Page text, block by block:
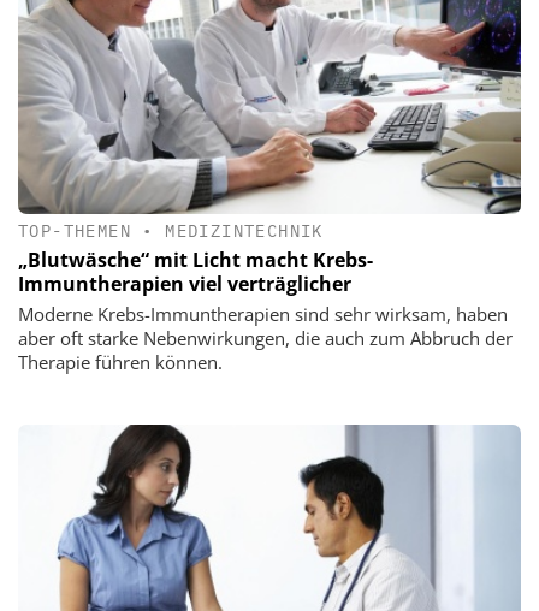
TOP-THEMEN • MEDIZINTECHNIK
„Blutwäsche“ mit Licht macht Krebs-
Immuntherapien viel verträglicher
Moderne Krebs-Immuntherapien sind sehr wirksam, haben
aber oft starke Nebenwirkungen, die auch zum Abbruch der
Therapie führen können.